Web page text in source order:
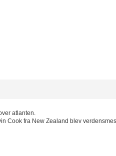
atlanten.
Cook fra New Zealand blev